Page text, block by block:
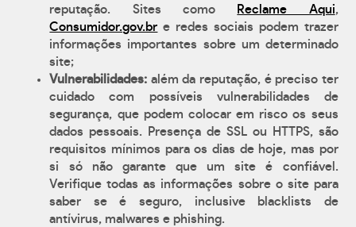
reputação. Sites como
Reclame Aqui,
Consumidor.gov.br e redes sociais podem trazer
informações importantes sobre um determinado
site;
Vulnerabilidades: além da reputação, é preciso ter
cuidado com possíveis vulnerabilidades de
segurança, que podem colocar em risco os seus
dados pessoais. Presença de SSL ou HTTPS, são
requisitos mínimos para os dias de hoje, mas por
si só não garante que um site é confiável.
Verifique todas as informações sobre o site para
saber se é seguro, inclusive blacklists de
antívirus, malwares e phishing.